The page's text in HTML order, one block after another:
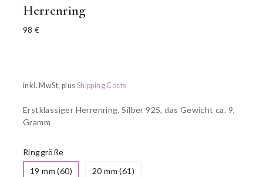
Herrenring
98€
inkl. MwSt. plus Shipping Costs
Erstklassiger Herrenring, Silber 925, das Gewicht ca. 9,
Gramm
Ringgröße
19 mm (60)
20 mm (61)